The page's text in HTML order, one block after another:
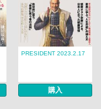
PRESIDENT 2023.2.17
購入